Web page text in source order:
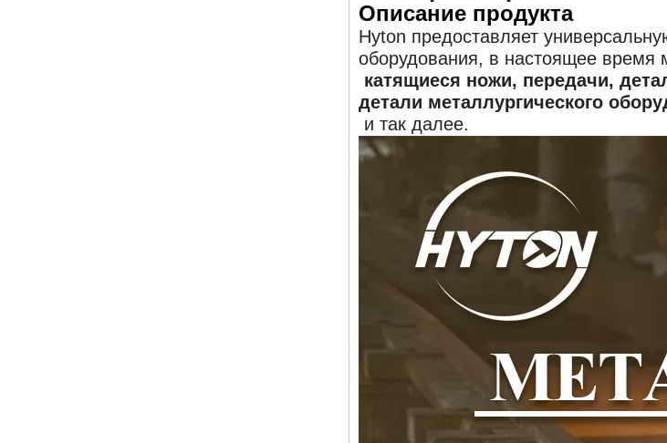
Описание продукта
Hyton предоставляет
оборудования, в настоящее время
катящиеся ножи, передачи,
детали металлургического
и так далее.